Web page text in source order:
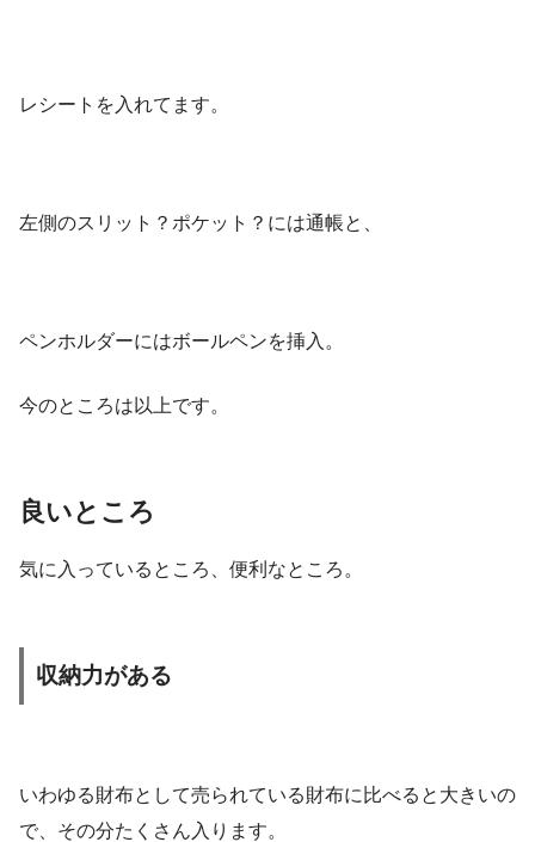
レシートを入れてます。
左側のスリット？ポケット？には通帳と、
ペンホルダーにはボールペンを挿入。
今のところは以上です。
良いところ
気に入っているところ、便利なところ。
収納力がある
いわゆる財布として売られている財布に比べると大きいの
で、その分たくさん入ります。